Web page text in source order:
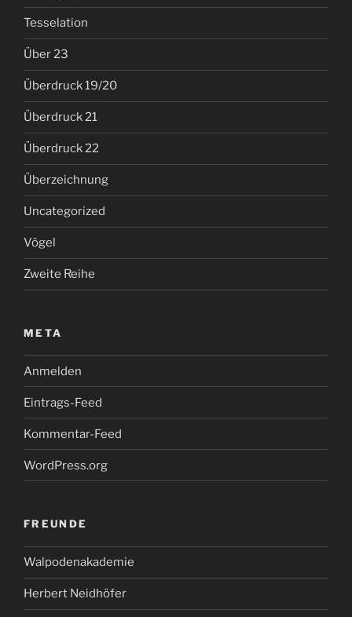
Tesselation
Über 23
Überdruck 19/20
Überdruck 21
Überdruck 22
Überzeichnung
Uncategorized
Vögel
Zweite Reihe
META
Anmelden
Eintrags-Feed
Kommentar-Feed
WordPress.org
FREUNDE
Walpodenakademie
Herbert Neidhöfer